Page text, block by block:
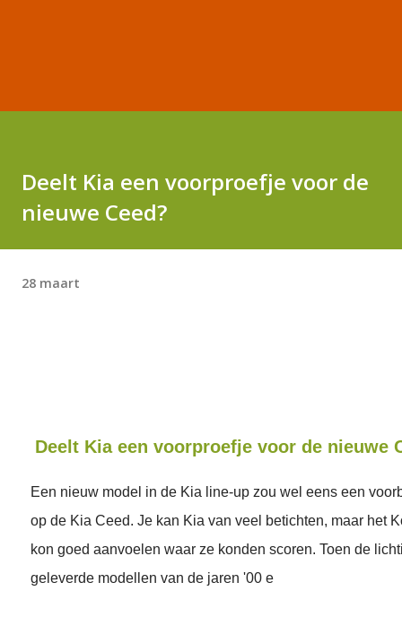
Deelt Kia een voorproefje voor de
nieuwe Ceed?
28 maart
Deelt Kia een voorproefje voor de nieuwe
Een nieuw model in de Kia line-up zou wel eens een
op de Kia Ceed. Je kan Kia van veel betichten, maar het
kon goed aanvoelen waar ze konden scoren. Toen de
geleverde modellen van de jaren '00 e